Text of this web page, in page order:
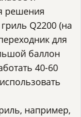
решения
Q2200 (на
для
баллон
40-60
например,